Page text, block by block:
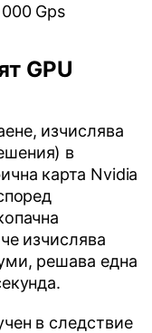
Gps
GPU
изчислява
в
карта Nvidia
изчислява
решава една
в следствие